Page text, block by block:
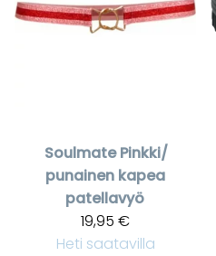
Soulmate Pinkki/
punainen kapea
patellavyö
19,95 €
Heti saatavilla